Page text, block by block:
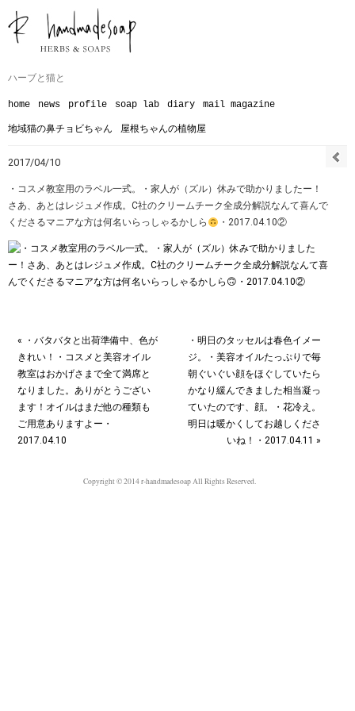
ハーブと猫と
home news profile soap lab diary mail magazine
地域猫の鼻チョビちゃん 屋根ちゃんの植物屋
2017/04/10
・コスメ教室用のラベル一式。・家人が（ズル）休みで助かりましたー！
さあ、あとはレジュメ作成。C社のクリームチーク全成分解説なんて喜んで
くださるマニアな方は何名いらっしゃるかしら
・2017.04.10②
« ・バタバタと出荷準備中、色が
きれい！・コスメと美容オイル
教室はおかげさまで全て満席と
なりました。ありがとうござい
ます！オイルはまだ他の種類も
ご用意ありますよー︎・
2017.04.10
・明日のタッセルは春色イメー
ジ。・美容オイルたっぷりで毎
朝ぐいぐい顔をほぐしていたら
かなり緩んできました相当凝っ
ていたのです、顔。・花冷え。
明日は暖かくしてお越しくださ
いね！・2017.04.11 »
Copyright © 2014 r-handmadesoap All Rights Reserved.